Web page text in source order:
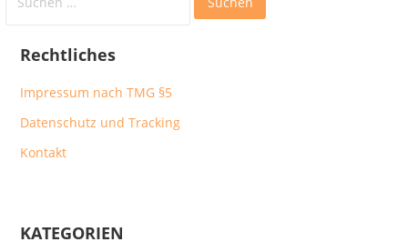
nach:
Rechtliches
Impressum nach TMG §5
Datenschutz und Tracking
Kontakt
KATEGORIEN